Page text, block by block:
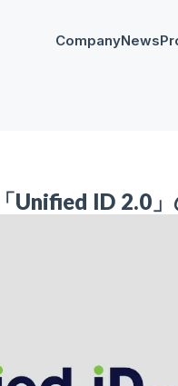
CompanyNews
Unified ID 2.0